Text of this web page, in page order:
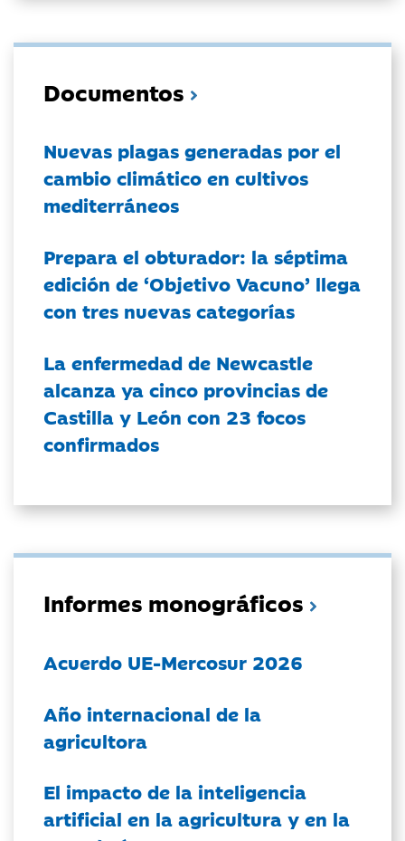
Documentos
Nuevas plagas generadas por el
cambio climático en cultivos
mediterráneos
Prepara el obturador: la séptima
edición de ‘Objetivo Vacuno’ llega
con tres nuevas categorías
La enfermedad de Newcastle
alcanza ya cinco provincias de
Castilla y León con 23 focos
confirmados
Informes monográficos
Acuerdo UE-Mercosur 2026
Año internacional de la
agricultora
El impacto de la inteligencia
artificial en la agricultura y en la